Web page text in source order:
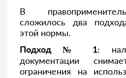
В
сложилось два
этой нормы.
Подход № 1:
документации
ограничения на